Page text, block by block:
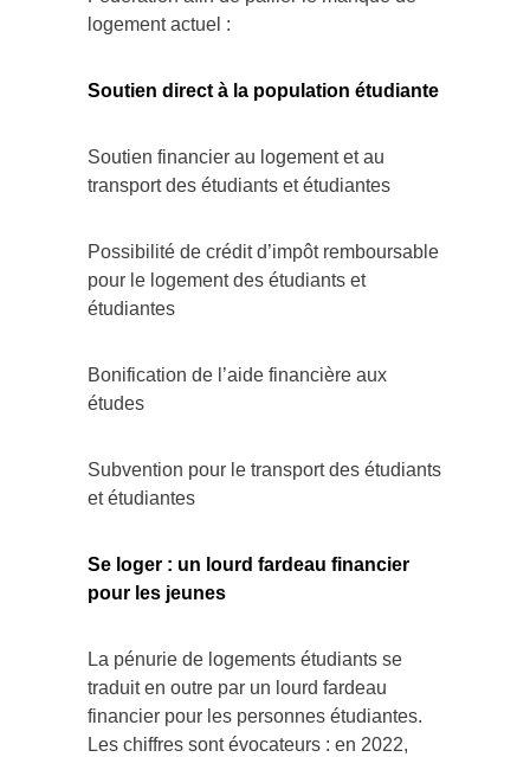
logement actuel :
Soutien direct à la population étudiante
Soutien financier au logement et au
transport des étudiants et étudiantes
Possibilité de crédit d’impôt remboursable
pour le logement des étudiants et
étudiantes
Bonification de l’aide financière aux
études
Subvention pour le transport des étudiants
et étudiantes
Se loger : un lourd fardeau financier
pour les jeunes
La pénurie de logements étudiants se
traduit en outre par un lourd fardeau
financier pour les personnes étudiantes.
Les chiffres sont évocateurs : en 2022,